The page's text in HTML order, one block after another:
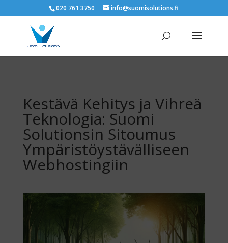
020 761 3750 info@suomisolutions.fi
Kestävä Kehitys ja Vihreä
Teknologia: Suomi
Solutionsin Sitoumus
Ympäristöystävälliseen
Webhostingiin